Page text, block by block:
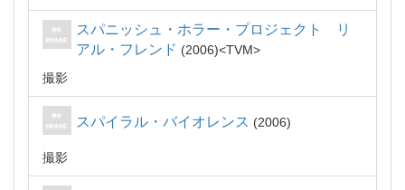
スパニッシュ・ホラー・プロジェクト リ
アル・フレンド
2006
TVM
撮影
スパイラル・バイオレンス 2006
撮影